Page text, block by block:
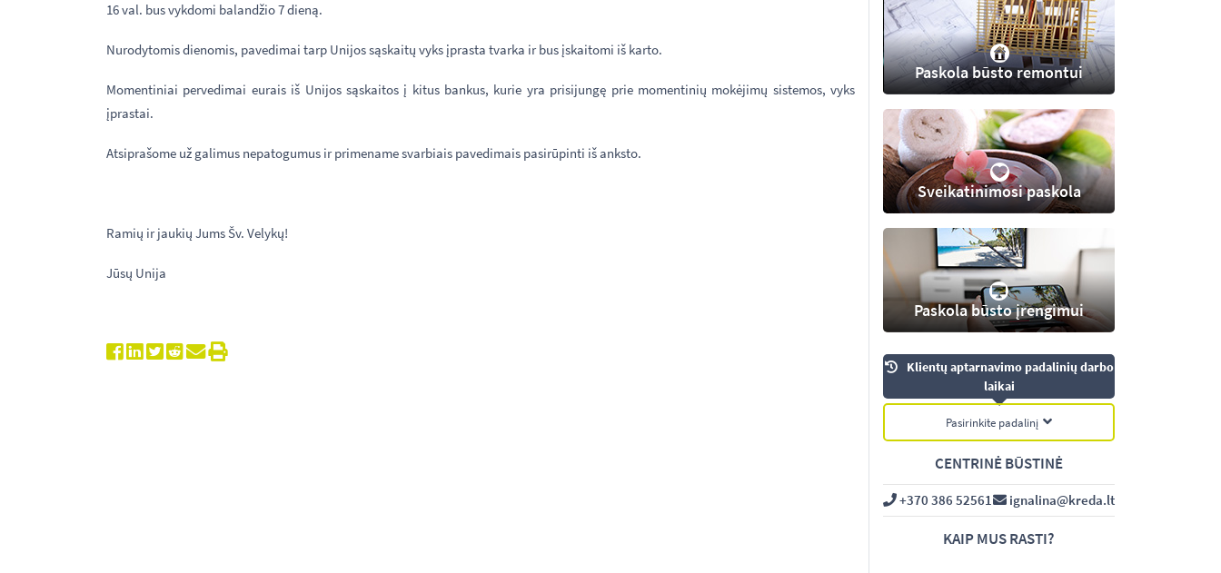
16 val. bus vykdomi balandžio 7 dieną.
Nurodytomis dienomis, pavedimai tarp Unijos sąskaitų vyks įprasta tvarka ir bus įskaitomi iš karto.
Momentiniai pervedimai eurais iš Unijos sąskaitos į kitus bankus, kurie yra prisijungę prie momentinių mokėjimų sistemos, vyks
įprastai.
Atsiprašome už galimus nepatogumus ir primename svarbiais pavedimais pasirūpinti iš anksto.
Ramių ir jaukių Jums Šv. Velykų!
Jūsų Unija
Paskola būsto remontui
Sveikatinimosi paskola
Paskola būsto įrengimui
Klientų aptarnavimo padalinių darbo
laikai
Pasirinkite padalinį
CENTRINĖ BŪSTINĖ
+370 386 52561 ignalina@kreda.lt
KAIP MUS RASTI?